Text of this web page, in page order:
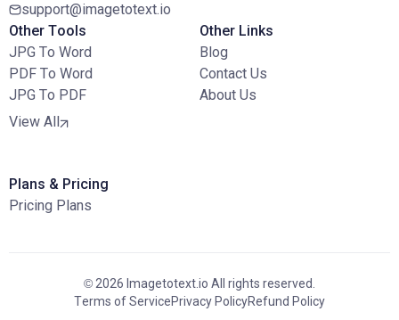
support@imagetotext.io
Other Tools
JPG To Word
PDF To Word
JPG To PDF
View All
Other Links
Blog
Contact Us
About Us
Plans & Pricing
Pricing Plans
© 2026 Imagetotext.io All rights reserved.
Terms of ServicePrivacy PolicyRefund Policy